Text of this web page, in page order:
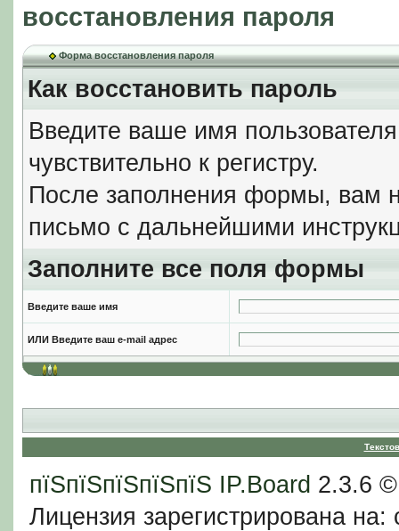
восстановления пароля
Форма восстановления пароля
Как восстановить пароль
Введите ваше имя
чувствительно к регистру.
После заполнения формы, вам
письмо с дальнейшими
Заполните все поля формы
Введите ваше имя
ИЛИ Введите ваш e-mail адрес
пїЅпїЅпїЅпїЅпїЅ IP.Board 2.3.6
Лицензия зарегистрирована